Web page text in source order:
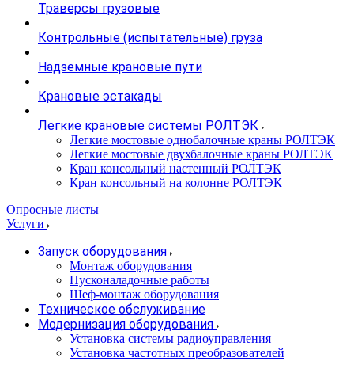
Траверсы грузовые
Контрольные (испытательные) груза
Надземные крановые пути
Крановые эстакады
Легкие крановые системы РОЛТЭК
Легкие мостовые однобалочные краны РОЛТЭК
Легкие мостовые двухбалочные краны РОЛТЭК
Кран консольный настенный РОЛТЭК
Кран консольный на колонне РОЛТЭК
Опросные листы
Услуги
Запуск оборудования
Монтаж оборудования
Пусконаладочные работы
Шеф-монтаж оборудования
Техническое обслуживание
Модернизация оборудования
Установка системы радиоуправления
Установка частотных преобразователей